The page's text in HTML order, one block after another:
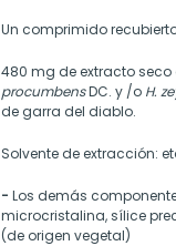
Un comprimido
480 mg de extracto
procumbensDC. y /o H.
de garra del diablo.
Solvente de extracción:
- Los demás
microcristalina, sílice
(de origen vegetal)